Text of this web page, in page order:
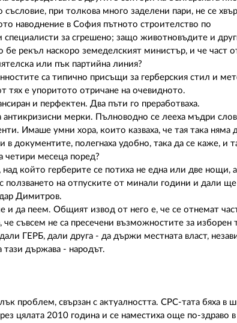
при толкова много заделени пари, не се
наводнение в София пътното строителство по
за сгрешено; защо животновъдите и
бе рекъл наскоро земеделският министър, и че част
или пък партийна линия?
са типично присъщи за герберския стил и
тях е упоритото отричане на очевидното.
и перфектен. Два пъти го преработваха.
антикризисни мерки. Пълноводно се лееха мъдри
Имаше умни хора, които казваха, че тая така няма
в документите, полегнаха удобно, така да се каже, и
четири месеца поред?
който герберите се потиха не една или две нощи, а
ползването на отпуските от минали години и дали
Димитров.
и да пеем. Общият извод от него е, че се отнемат
че съвсем не са пресечени възможностите за изборен
ГЕРБ, дали друга - да държи местната власт,
тази държава - народът.
проблем, свързан с актуалността. СРС-тата бяха в
цялата 2010 година и се наместиха още по-здраво в